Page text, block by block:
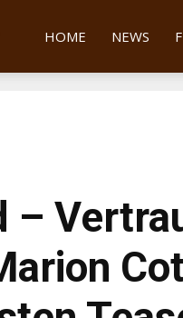
Filmfutter
HOME NEWS
–